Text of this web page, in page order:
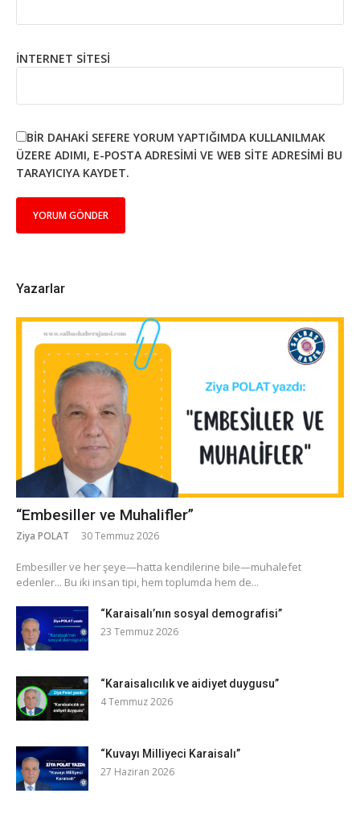
İNTERNET SITESI
BIR DAHAKI SEFERE YORUM YAPTIĞIMDA KULLANILMAK
ÜZERE ADIMI, E-POSTA ADRESIMI VE WEB SITE ADRESIMI BU
TARAYICIYA KAYDET.
Yazarlar
“Embesiller ve Muhalifler”
Ziya POLAT 30 Temmuz 2026
​Embesiller ve her şeye—hatta kendilerine bile—muhalefet
edenler... Bu iki insan tipi, hem toplumda hem de...
“Karaisalı’nın sosyal demografisi”
23 Temmuz 2026
“Karaisalıcılık ve aidiyet duygusu”
4 Temmuz 2026
“Kuvayı Milliyeci Karaisalı”
27 Haziran 2026